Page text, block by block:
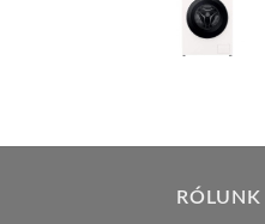
RÓLUNK